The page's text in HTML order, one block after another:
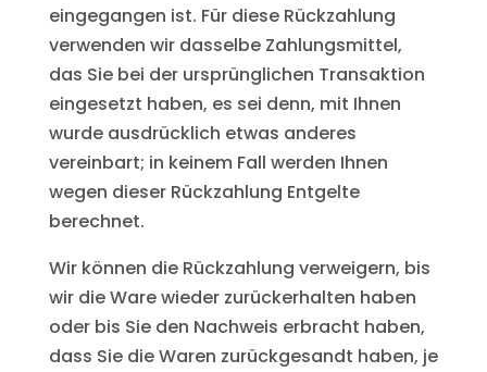
eingegangen ist. Für diese Rückzahlung
verwenden wir dasselbe Zahlungsmittel,
das Sie bei der ursprünglichen Transaktion
eingesetzt haben, es sei denn, mit Ihnen
wurde ausdrücklich etwas anderes
vereinbart; in keinem Fall werden Ihnen
wegen dieser Rückzahlung Entgelte
berechnet.
Wir können die Rückzahlung verweigern, bis
wir die Ware wieder zurückerhalten haben
oder bis Sie den Nachweis erbracht haben,
dass Sie die Waren zurückgesandt haben, je